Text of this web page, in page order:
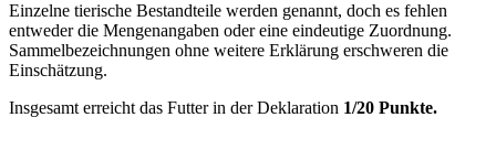
Einzelne tierische Bestandteile werden genannt, doch es fehlen
entweder die Mengenangaben oder eine eindeutige Zuordnung.
Sammelbezeichnungen ohne weitere Erklärung erschweren die
Einschätzung.
Insgesamt erreicht das Futter in der Deklaration 1/20 Punkte.